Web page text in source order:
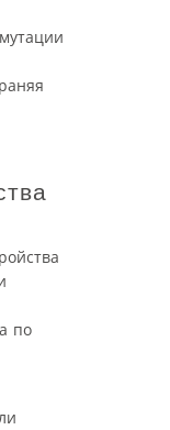
по